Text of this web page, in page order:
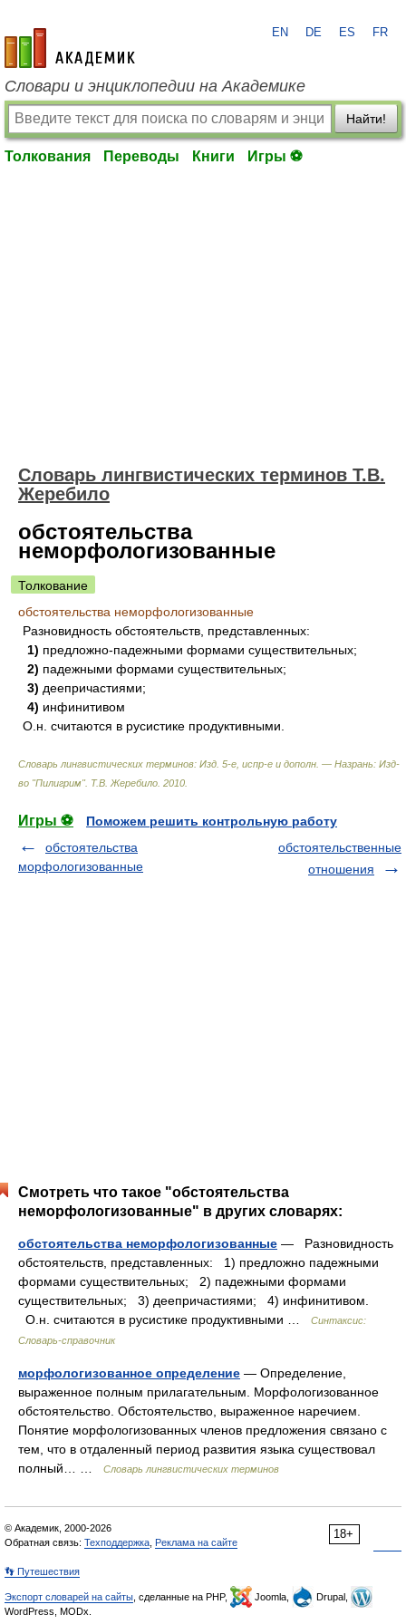
academic.ru
EN DE ES FR
Словари и энциклопедии на Академике
Найти!
Толкования Переводы Книги Игры ⚽
Словарь лингвистических терминов Т.В.
Жеребило
обстоятельства
неморфологизованные
Толкование
обстоятельства неморфологизованные
Разновидность обстоятельств, представленных:
1) предложно-падежными формами существительных;
2) падежными формами существительных;
3) деепричастиями;
4) инфинитивом
О.н. считаются в русистике продуктивными.
Словарь лингвистических терминов: Изд. 5-е, испр-е и дополн. — Назрань: Изд-
во "Пилигрим". Т.В. Жеребило 2010
Игры ⚽
Поможем решить контрольную работу
обстоятельства
морфологизованные
обстоятельственные
отношения
Смотреть что такое "обстоятельства
неморфологизованные" в других словарях:
обстоятельства неморфологизованные — Разновидность
обстоятельств, представленных: 1) предложно падежными
формами существительных; 2) падежными формами
существительных; 3) деепричастиями; 4) инфинитивом.
О.н. считаются в русистике продуктивными …
Синтаксис:
Словарь-справочник
морфологизованное определение — Определение,
выраженное полным прилагательным. Морфологизованное
обстоятельство. Обстоятельство, выраженное наречием.
Понятие морфологизованных членов предложения связано с
тем, что в отдаленный период развития языка существовал
полный… …
Словарь лингвистических терминов
18+
© Академик, 2000-2026
Обратная связь: Техподдержка Реклама на сайте
👣 Путешествия
Экспорт словарей на сайты , сделанные на PHP, Joomla,
Drupal,
WordPress, MODx.